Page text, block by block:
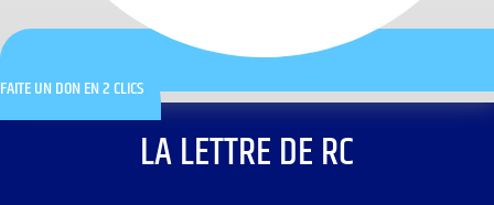
FAITE UN DON EN 2 CLICS
LA LETTRE DE RC